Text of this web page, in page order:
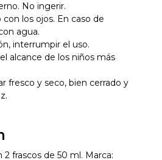
No ingerir.
los ojos. En caso de
agua.
interrumpir el uso.
alcance de los niños más
fresco y seco, bien cerrado y
frascos de 50 ml. Marca: